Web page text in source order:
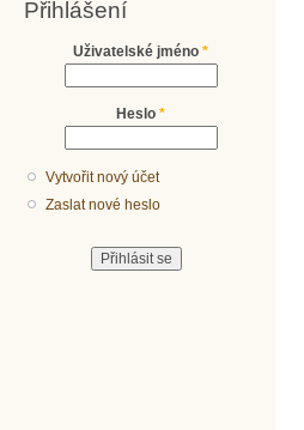
Přihlášení
Uživatelské jméno *
Heslo *
Vytvořit nový účet
Zaslat nové heslo